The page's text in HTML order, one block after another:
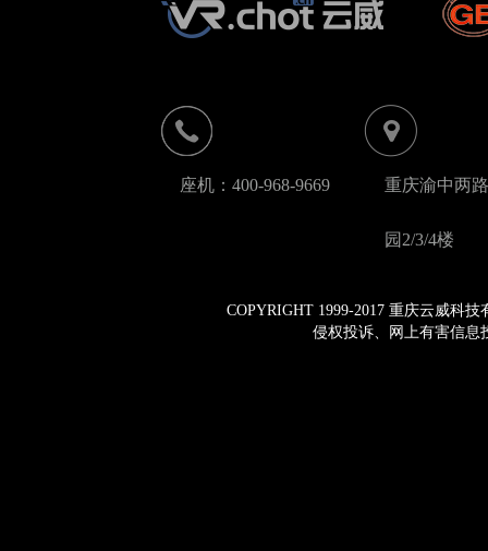
座机：400-968-9669 重庆渝中两
园2/3/4楼
COPYRIGHT 1999-2017 重庆云威科
侵权投诉、网上有害信息